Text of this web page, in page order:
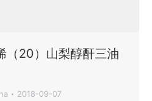
（20）山梨醇酐三油
2018-09-07